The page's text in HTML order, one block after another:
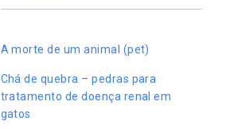
A morte de um animal (pet)
Chá de quebra – pedras para
tratamento de doença renal em
gatos